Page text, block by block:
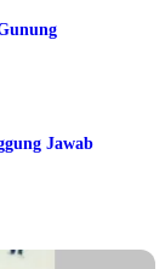
Jawab